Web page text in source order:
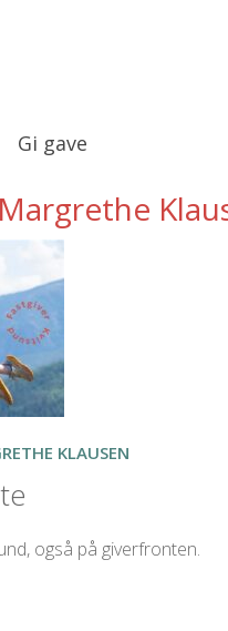
Gi gave
KLAUSEN
også på giverfronten.